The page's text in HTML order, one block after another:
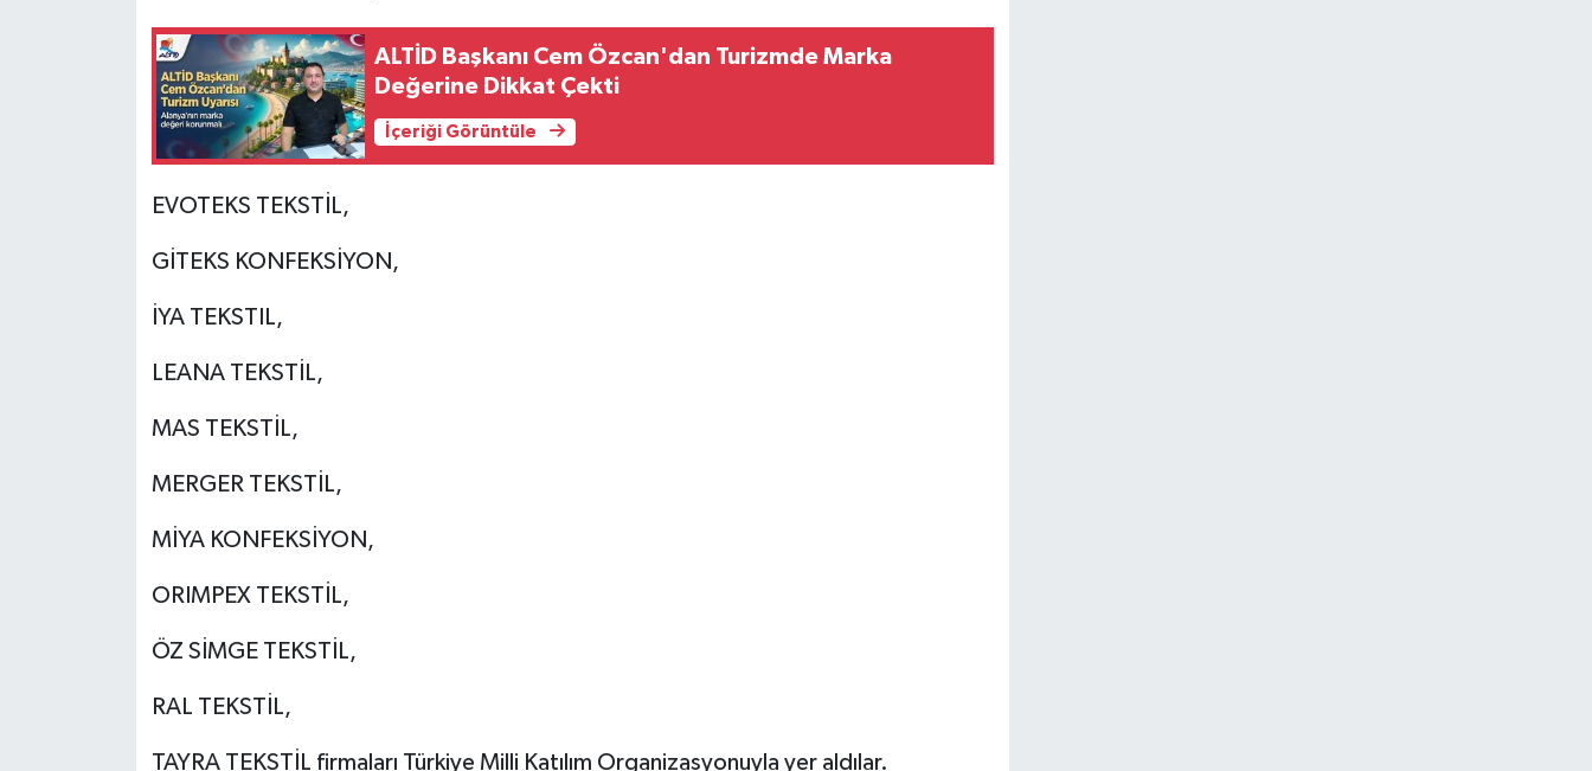
ALTİD Başkanı Cem Özcan'dan Turizmde Marka
Değerine Dikkat Çekti
İçeriği Görüntüle
EVOTEKS TEKSTİL,
GİTEKS KONFEKSİYON,
İYA TEKSTIL,
LEANA TEKSTİL,
MAS TEKSTİL,
MERGER TEKSTİL,
MİYA KONFEKSİYON,
ORIMPEX TEKSTİL,
ÖZ SİMGE TEKSTİL,
RAL TEKSTİL,
TAYRA TEKSTİL firmaları Türkiye Milli Katılım Organizasyonuyla yer aldılar.